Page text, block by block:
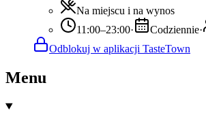
Na miejscu i na wynos
11:00–23:00· Codziennie·
Odblokuj w aplikacji TasteTown
Menu